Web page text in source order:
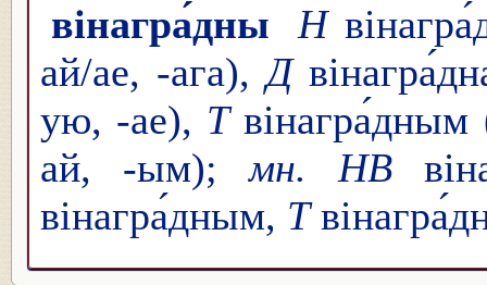
вінагра́дны Н
ай/ае, -ага),Д
ую, -ае), Т
ай, -ым);мн. НВ
вінагра́дным, Т